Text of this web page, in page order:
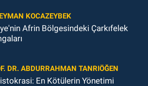
KOCAZEYBEK
Afrin Bölgesindeki Çarkıfelek
DR. ABDURRAHMAN TANRIÖĞEN
En Kötülerin Yönetimi